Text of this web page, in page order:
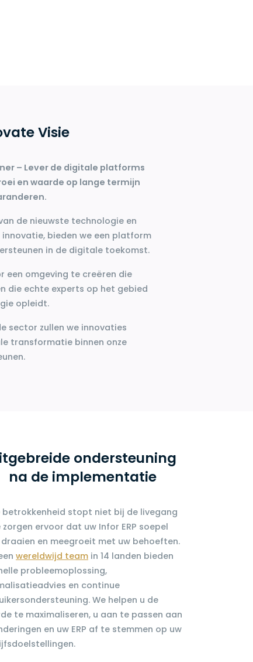
Visie
– Lever de digitale platforms
en waarde op lange termijn
de nieuwste technologie en
bieden we een platform
in de digitale toekomst.
een omgeving te creëren die
die echte experts op het gebied
opleidt.
sector zullen we innovaties
transformatie binnen onze
ondersteuning
na de implementatie
betrokkenheid stopt niet bij de livegang
ervoor dat uw Infor ERP soepel
en meegroeit met uw behoeften.
wereldwijd team in 14 landen bieden
probleemoplossing,
en continue
We helpen u de
te maximaliseren, u aan te passen aan
en uw ERP af te stemmen op uw